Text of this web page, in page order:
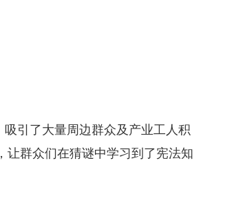
引了大量周边群众及产业工人积
让群众们在猜谜中学习到了宪法知